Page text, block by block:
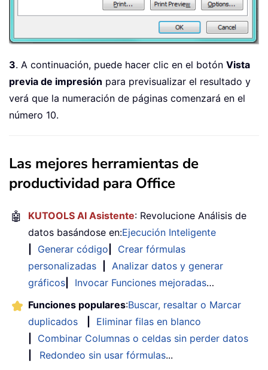
3. A continuación, puede hacer clic en el botón Vista
previa de impresión para previsualizar el resultado y
verá que la numeración de páginas comenzará en el
número 10.
Las mejores herramientas de
productividad para Office
🤖 KUTOOLS AI Asistente: Revolucione Análisis de
datos basándose en:Ejecución Inteligente
Generar código
Crear fórmulas
personalizadas
Analizar datos y generar
gráficos
Invocar Funciones mejoradas…
Funciones populares:Buscar, resaltar o Marcar
duplicados
Eliminar filas en blanco
Combinar Columnas o celdas sin perder datos
Redondeo sin usar fórmulas...